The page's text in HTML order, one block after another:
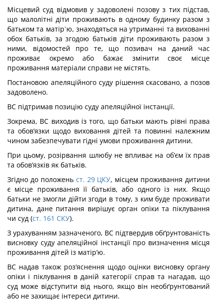
Місцевий суд відмовив у задоволені позову з тих підстав,
що малолітні діти проживають в одному будинку разом з
батьком та матір`ю, знаходяться на утриманні та вихованні
обох батьків, за згодою батьків діти проживають разом з
ними, відомостей про те, що позивач на даний час
проживає окремо або бажає змінити своє місце
проживання матеріали справи не містять.
Постановою апеляційного суду рішення скасовано, а позов
задоволено.
ВС підтримав позицію суду апеляційної інстанції.
Зокрема, ВС виходив із того, що батьки мають рівні права
та обов’язки щодо виховання дітей та повинні належним
чином забезпечувати гідні умови проживання дитини.
При цьому, розірвання шлюбу не впливає на об’єм їх прав
та обов’язків як батьків.
Згідно до положень ст. 29 ЦКУ, місцем проживання дитини
є місце проживання її батьків, або одного із них. Якщо
батьки не змогли дійти згоди в тому, з ким буде проживати
дитина, дане питання вирішує орган опіки та піклування
чи суд (ст. 161 СКУ).
З урахуванням зазначеного, ВС підтвердив обґрунтованість
висновку суду апеляційної інстанції про визначення місця
проживання дітей із матір’ю.
ВС надав також роз’яснення щодо оцінки висновку органу
опіки і піклування в даній категорії справ та нагадав, що
суд може відступити від нього, якщо він необґрунтований
або не захищає інтереси дитини.